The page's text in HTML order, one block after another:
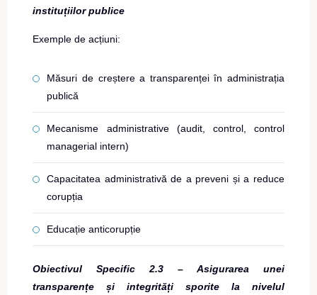
instituțiilor publice
Exemple de acțiuni:
Măsuri de creștere a transparenței în administrația
publică
Mecanisme administrative (audit, control, control
managerial intern)
Capacitatea administrativă de a preveni și a reduce
corupția
Educație anticorupție
Obiectivul Specific 2.3 – Asigurarea unei
transparențe și integrități sporite la nivelul